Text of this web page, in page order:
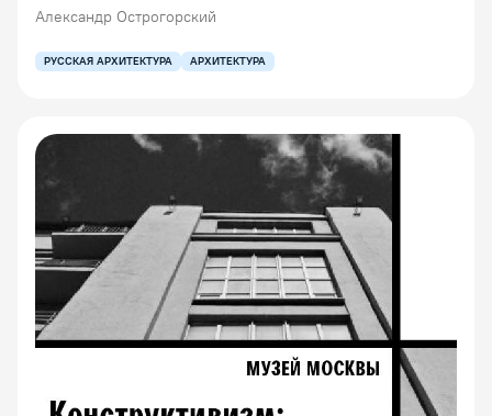
Александр Острогорский
РУССКАЯ АРХИТЕКТУРА АРХИТЕКТУРА